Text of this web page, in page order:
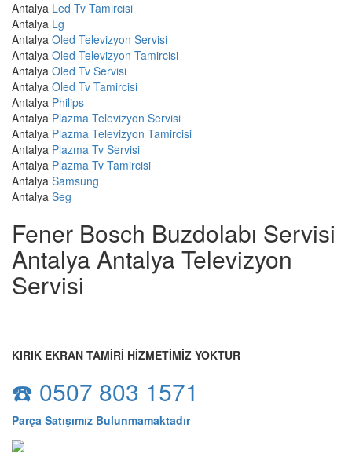
Antalya Led Tv Tamircisi
Antalya Lg
Antalya Oled Televizyon Servisi
Antalya Oled Televizyon Tamircisi
Antalya Oled Tv Servisi
Antalya Oled Tv Tamircisi
Antalya Philips
Antalya Plazma Televizyon Servisi
Antalya Plazma Televizyon Tamircisi
Antalya Plazma Tv Servisi
Antalya Plazma Tv Tamircisi
Antalya Samsung
Antalya Seg
Fener Bosch Buzdolabı Servisi
Antalya Antalya Televizyon
Servisi
KIRIK EKRAN TAMİRİ HİZMETİMİZ YOKTUR
☎️ 0507 803 1571
Parça Satışımız Bulunmamaktadır